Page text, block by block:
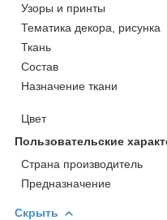
Узоры и принты
Тематика декора, рисунка
Ткань
Состав
Назначение ткани
Цвет
Пользовательские
Страна производитель
Предназначение
Скрыть